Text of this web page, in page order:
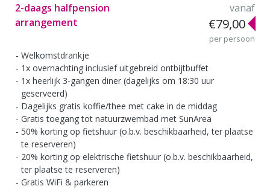
2-daags halfpension
arrangement
vanaf
€79,00
per persoon
Welkomstdrankje
1x overnachting inclusief uitgebreid ontbijtbuffet
1x heerlijk 3-gangen diner (dagelijks om 18:30 uur
geserveerd)
Dagelijks gratis koffie/thee met cake in de middag
Gratis toegang tot natuurzwembad met SunArea
50% korting op fietshuur (o.b.v. beschikbaarheid, ter plaatse
te reserveren)
20% korting op elektrische fietshuur (o.b.v. beschikbaarheid,
ter plaatse te reserveren)
Gratis WiFi & parkeren